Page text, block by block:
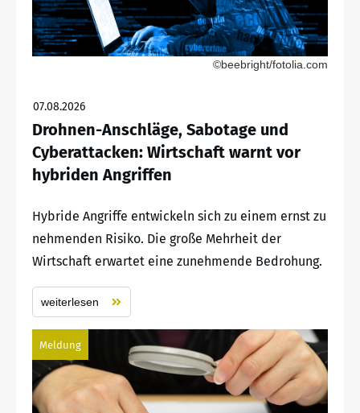
©beebright/fotolia.com
07.08.2026
Drohnen-Anschläge, Sabotage und
Cyberattacken: Wirtschaft warnt vor
hybriden Angriffen
Hybride Angriffe entwickeln sich zu einem ernst zu
nehmenden Risiko. Die große Mehrheit der
Wirtschaft erwartet eine zunehmende Bedrohung.
weiterlesen
Meldung